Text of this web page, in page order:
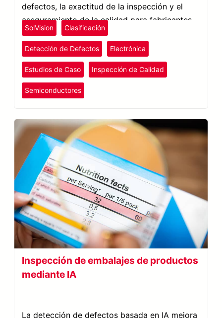
defectos, la exactitud de la inspección y el
aseguramiento de la calidad para fabricantes.
SolVision Clasificación
Detección de Defectos Electrónica
Estudios de Caso Inspección de Calidad
Semiconductores
Inspección de embalajes de productos
mediante IA
La detección de defectos basada en IA mejora